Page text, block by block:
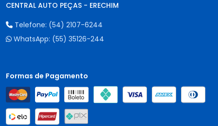
CENTRAL AUTO PEÇAS - ERECHIM
Telefone: (54) 2107-6244
WhatsApp: (55) 35126-244
Formas de Pagamento